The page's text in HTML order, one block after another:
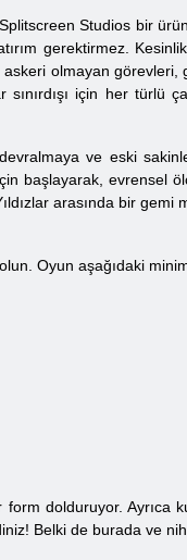
Studios bir
gerektirmez.
olmayan
için her türlü
ve eski
başlayarak, evrensel
arasında bir
Oyun aşağıdaki
dolduruyor. Ayrıca
Belki de burada ve